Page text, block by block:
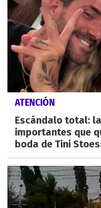
ATENCIÓN
Escándalo total:
importantes que
boda de Tini